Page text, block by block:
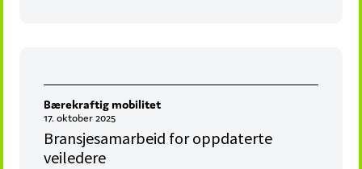
Bærekraftig mobilitet
17. oktober 2025
Bransjesamarbeid for oppdaterte
veiledere